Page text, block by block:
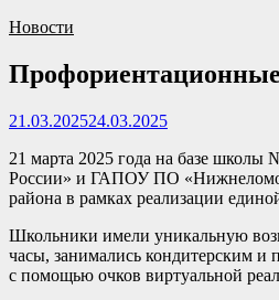
Новости
21.03.202524.03.2025
21 марта 2025 года на базе
России» и ГАПОУ ПО
района в рамках реализации
Школьники имели уникальную
часы, занимались кондитерским и
с помощью очков виртуальной